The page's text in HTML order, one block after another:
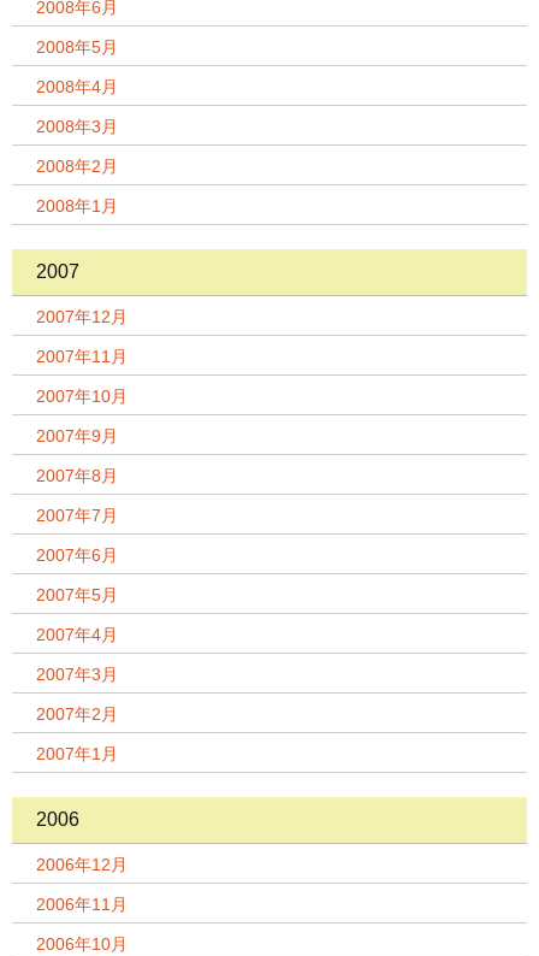
2008年6月
2008年5月
2008年4月
2008年3月
2008年2月
2008年1月
2007
2007年12月
2007年11月
2007年10月
2007年9月
2007年8月
2007年7月
2007年6月
2007年5月
2007年4月
2007年3月
2007年2月
2007年1月
2006
2006年12月
2006年11月
2006年10月